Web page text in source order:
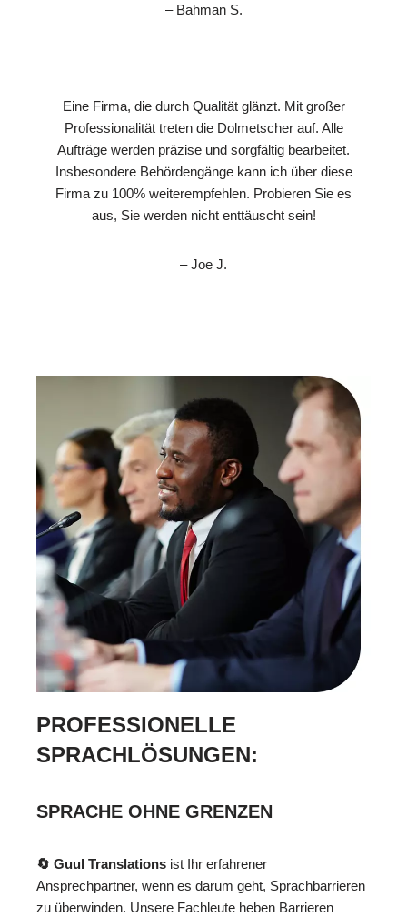
– Bahman S.
Eine Firma, die durch Qualität glänzt. Mit großer
Professionalität treten die Dolmetscher auf. Alle
Aufträge werden präzise und sorgfältig bearbeitet.
Insbesondere Behördengänge kann ich über diese
Firma zu 100% weiterempfehlen. Probieren Sie es
aus, Sie werden nicht enttäuscht sein!
– Joe J.
PROFESSIONELLE
SPRACHLÖSUNGEN:
SPRACHE OHNE GRENZEN
🔄 Guul Translations ist Ihr erfahrener
Ansprechpartner, wenn es darum geht, Sprachbarrieren
zu überwinden. Unsere Fachleute heben Barrieren